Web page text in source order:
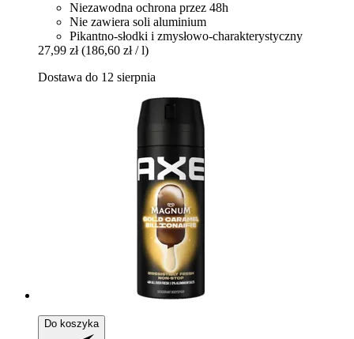
Niezawodna ochrona przez 48h
Nie zawiera soli aluminium
Pikantno-słodki i zmysłowo-charakterystyczny
27,99 zł (186,60 zł / l)
Dostawa do 12 sierpnia
Do koszyka